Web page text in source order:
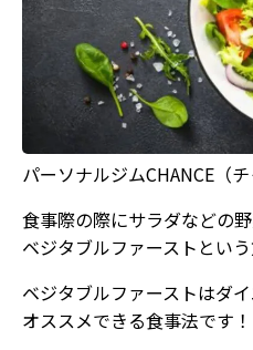
パーソナルジムCHANCE（
食事際の際にサラダなどの
ベジタブルファーストとい
ベジタブルファーストはダ
オススメできる食事法です！